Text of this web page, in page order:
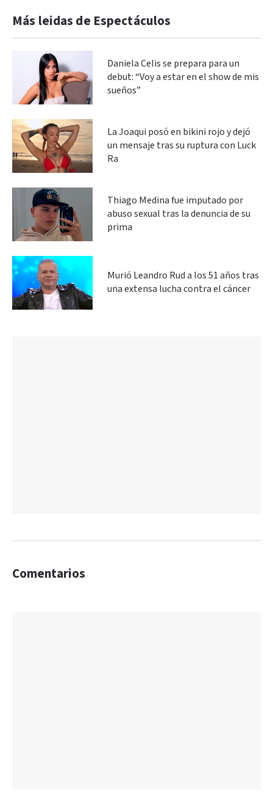
Más leidas de Espectáculos
Daniela Celis se prepara para un
debut: “Voy a estar en el show de mis
sueños”
La Joaqui posó en bikini rojo y dejó
un mensaje tras su ruptura con Luck
Ra
Thiago Medina fue imputado por
abuso sexual tras la denuncia de su
prima
Murió Leandro Rud a los 51 años tras
una extensa lucha contra el cáncer
Comentarios